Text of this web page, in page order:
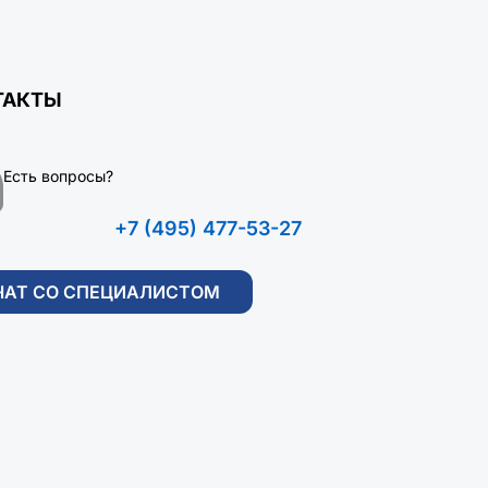
Есть вопросы?
+7 (495) 477-53-27
СО СПЕЦИАЛИСТОМ